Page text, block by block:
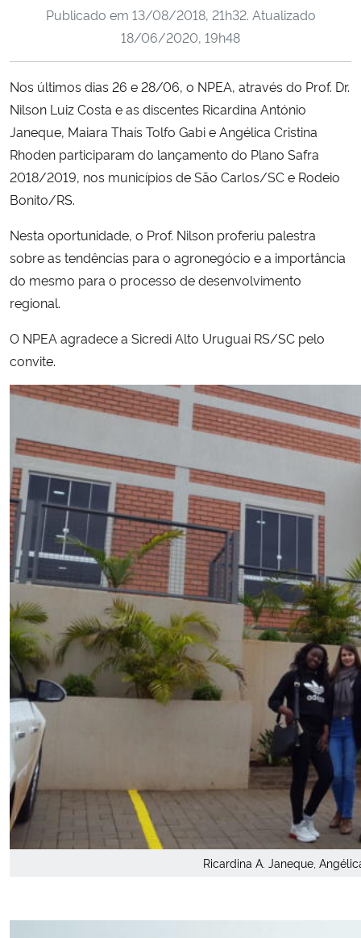
Ministério da Cidadania
Ministério da Ciência, Tecnologia, Inovações e Comunicações
Ministério do Meio Ambiente
Ministério do Desenvolvimento Regional
Controladoria-Geral da União
Ministério da Mulher, da Família e dos Direitos Humanos
Secretaria-Geral
Secretaria de Governo
Gabinete de Segurança Institucional
Advocacia-Geral da União
Banco Central do Brasil
Planalto
Publicado em 13/08/2018, 21h32. Atualizado
18/06/2020, 19h48
Nos últimos dias 26 e 28/06, o NPEA, através do Prof. Dr.
Nilson Luiz Costa e as discentes Ricardina António
Janeque, Maiara Thaís Tolfo Gabi e Angélica Cristina
Rhoden participaram do lançamento do Plano Safra
2018/2019, nos municípios de São Carlos/SC e Rodeio
Bonito/RS.
Nesta oportunidade, o Prof. Nilson proferiu palestra
sobre as tendências para o agronegócio e a importância
do mesmo para o processo de desenvolvimento
regional.
O NPEA agradece a Sicredi Alto Uruguai RS/SC pelo
convite.
Ricardina A. Janeque,